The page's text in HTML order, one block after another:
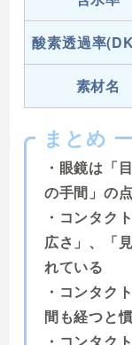
酸素透過率
素材名
まとめ
・眼鏡は「
の手間」の
・コンタク
広さ」、「
れている
・コンタク
間も経つと
・コンタク